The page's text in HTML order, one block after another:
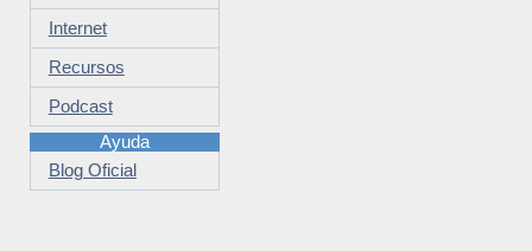
Internet
Recursos
Podcast
Ayuda
Blog Oficial